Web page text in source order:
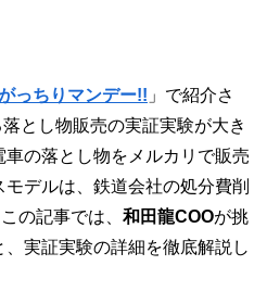
っちりマンデー!! 」で紹介さ
とし物販売の実証実験が大き
の落とし物をメルカリで販売
デルは、鉄道会社の処分費削
の記事では、 和田龍COOが挑
実証実験の詳細を徹底解説し